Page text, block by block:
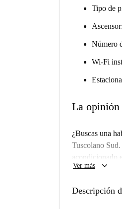
Tipo de
Número
Wi-Fi
La opinión
¿Buscas una
Tuscolano
acondicionado
admiten
Ver más keyboard_arrow_down
Descripción